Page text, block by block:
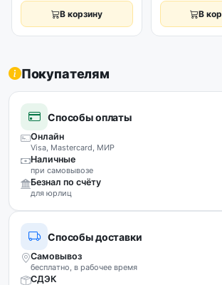
В корзину В
Покупателям
Способы оплаты
Онлайн
Visa, Mastercard, МИР
Наличные
при самовывозе
Безнал по счёту
для юрлиц
Способы доставки
Самовывоз
бесплатно, в рабочее время
СДЭК